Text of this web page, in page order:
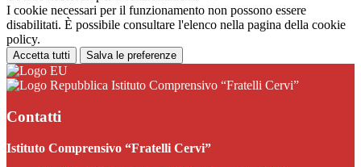
I cookie necessari per il funzionamento non possono essere
disabilitati. È possibile consultare l'elenco nella pagina della cookie
policy.
Accetta tutti Salva le preferenze
Istituto Comprensivo “Fratelli Cervi”
Contatti
Istituto Comprensivo “Fratelli Cervi”